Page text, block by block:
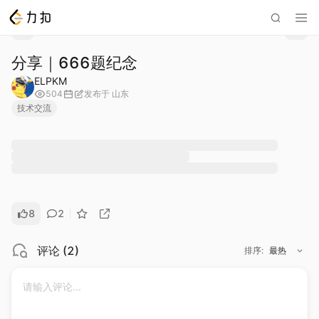
分享｜666题纪念
ELPKM
504 发布于 山东
技术交流
8 2
评论 (2) 排序: 最热